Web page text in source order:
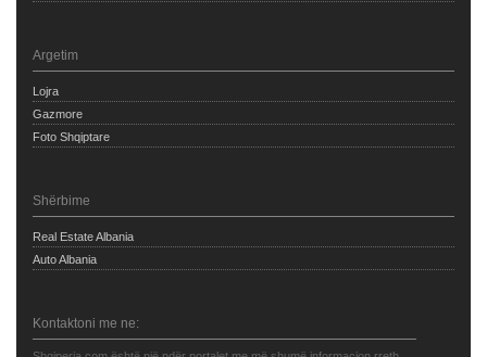
Argetim
Lojra
Gazmore
Foto Shqiptare
Shërbime
Real Estate Albania
Auto Albania
Kontaktoni me ne: